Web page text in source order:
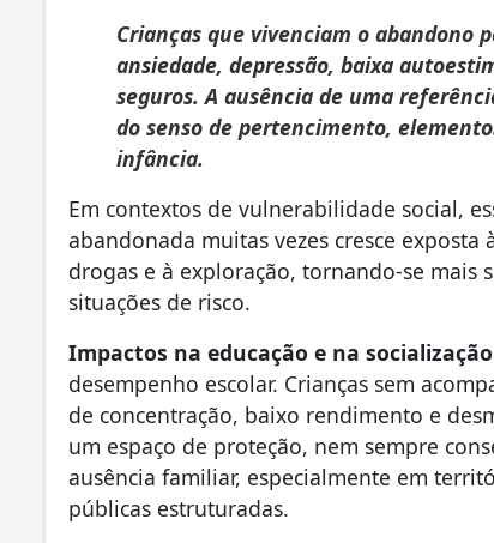
Crianças que vivenciam o abandono
ansiedade, depressão, baixa
seguros. A ausência de uma
do senso de pertencimento,
infância.
Em contextos de vulnerabilidade social,
abandonada muitas vezes cresce
drogas e à exploração, tornando-se mais
situações de risco.
Impactos na educação e na
desempenho escolar. Crianças sem
de concentração, baixo rendimento e
um espaço de proteção, nem sempre
ausência familiar, especialmente em
públicas estruturadas.